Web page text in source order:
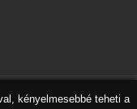
kényelmesebbé teheti a